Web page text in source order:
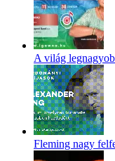
A világ
Fleming nagy